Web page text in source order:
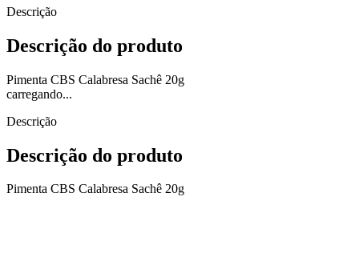
Descrição
Descrição do produto
Pimenta CBS Calabresa Sachê 20g
carregando...
Descrição
Descrição do produto
Pimenta CBS Calabresa Sachê 20g